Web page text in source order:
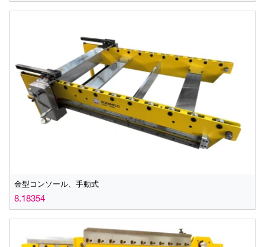
金型コンソール、手動式
8.18354